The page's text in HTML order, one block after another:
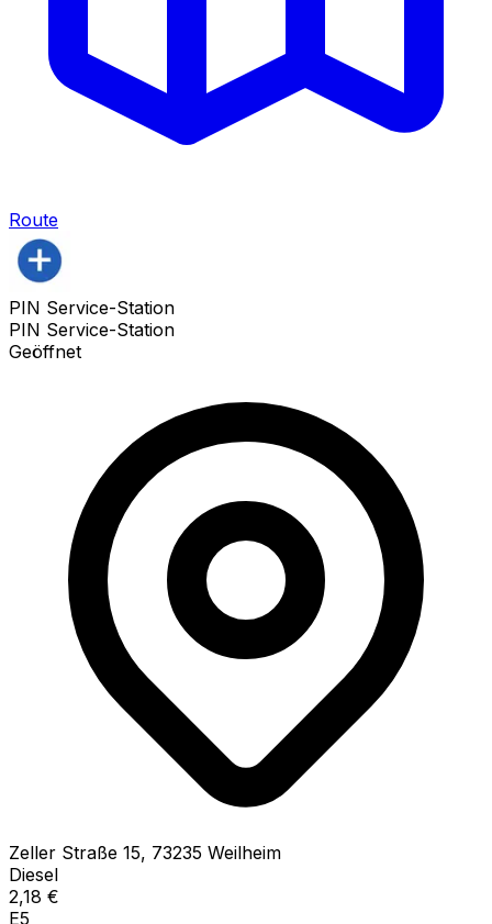
Route
PIN Service-Station
PIN Service-Station
Geöffnet
Zeller Straße 15, 73235 Weilheim
Diesel
2,18 €
E5